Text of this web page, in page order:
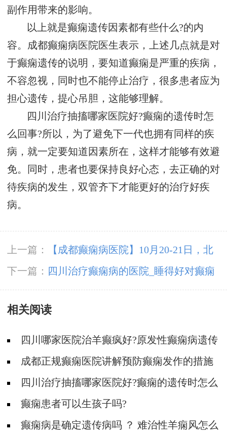
副作用带来的影响。
以上就是癫痫遗传因素都有些什么?的内
容。成都癫痫病医院医生表示，上述几点就是对
于癫痫遗传的说明，要知道癫痫是严重的疾病，
不容忽视，同时也不能停止治疗，很多患者应为
担心遗传，提心吊胆，这能够理解。
四川治疗抽搐哪家医院好?癫痫的遗传时怎
么回事?所以，为了避免下一代也拥有同样的疾
病，就一定要知道因素所在，这样才能够有效避
免。同时，患者也要保持良好心态，去正确的对
待疾病的发生，双管齐下才能更好的治疗好疾
病。
上一篇：
【成都癫痫病医院】10月20-21日，北
京专家莅临成都免费亲诊，还可申请免费专项检
查与治疗援助!
下一篇：
四川治疗癫痫病的医院_睡得好对癫痫
患者有什么好处?
相关阅读
四川哪家医院治羊癫疯好?原发性癫痫病遗传
的概率大吗?
成都正规癫痫医院讲解预防癫痫发作的措施
四川治疗抽搐哪家医院好?癫痫的遗传时怎么
回事?癫痫患者可以生孩子吗?
癫痫病是确定遗传病吗 ？ 难治性羊痫风怎么